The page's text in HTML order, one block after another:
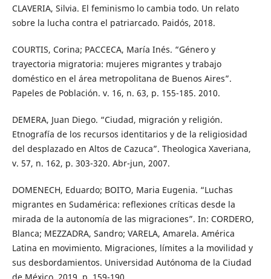
CLAVERIA, Silvia. El feminismo lo cambia todo. Un relato
sobre la lucha contra el patriarcado. Paidós, 2018.
COURTIS, Corina; PACCECA, María Inés. “Género y
trayectoria migratoria: mujeres migrantes y trabajo
doméstico en el área metropolitana de Buenos Aires”.
Papeles de Población. v. 16, n. 63, p. 155-185. 2010.
DEMERA, Juan Diego. “Ciudad, migración y religión.
Etnografía de los recursos identitarios y de la religiosidad
del desplazado en Altos de Cazuca”. Theologica Xaveriana,
v. 57, n. 162, p. 303-320. Abr-jun, 2007.
DOMENECH, Eduardo; BOITO, Maria Eugenia. “Luchas
migrantes en Sudamérica: reflexiones críticas desde la
mirada de la autonomía de las migraciones”. In: CORDERO,
Blanca; MEZZADRA, Sandro; VARELA, Amarela. América
Latina en movimiento. Migraciones, límites a la movilidad y
sus desbordamientos. Universidad Autónoma de la Ciudad